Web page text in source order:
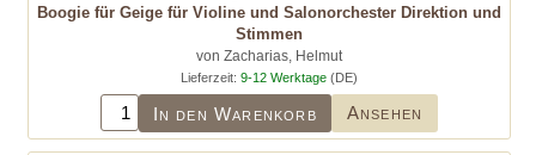
Boogie für Geige für Violine und Salonorchester Direktion und
Stimmen
von Zacharias, Helmut
Lieferzeit: 9-12 Werktage (DE)
In den Warenkorb Ansehen